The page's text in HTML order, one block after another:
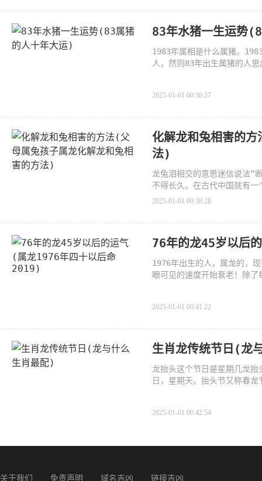
83年水猪一生运势
1983年属相是什么属猪。
人，然则83年出生属猪的人
2025-01-01 00:36:27
化解龙和兔相害的
法)
龙兔泪相交的意思迷信说法“
不得长久。在古代中国就有
2025-01-01 00:38:28
76年的龙45岁以后
1976年出生的人，属龙的，
眼可见的速度开始衰老！除
2025-01-01 00:41:22
生肖龙传统节日(龙
龙抬头这个节日是星期几龙
日，星期天。抬头节又称春
2025-01-01 00:42:54
关于我们 免责声明 域名吉凶 链接吉凶